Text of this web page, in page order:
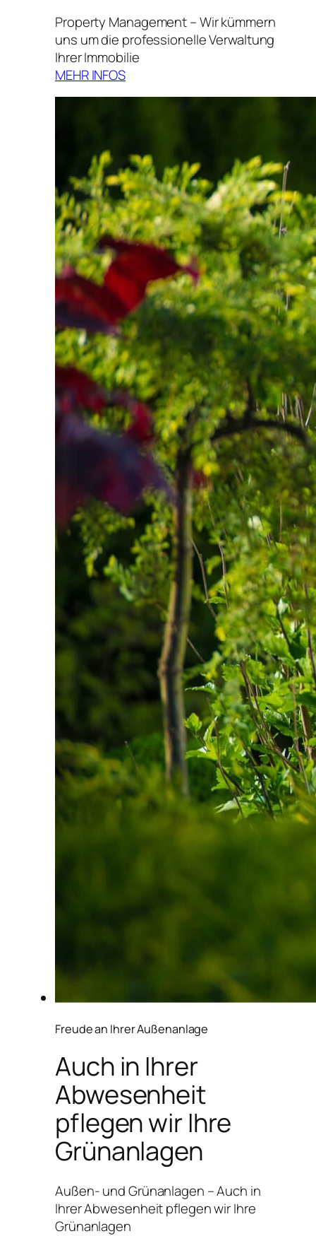
Property Management – Wir kümmern
uns um die professionelle Verwaltung
Ihrer Immobilie
MEHR INFOS
Freude an Ihrer Außenanlage
Auch in Ihrer
Abwesenheit
pflegen wir Ihre
Grünanlagen
Außen- und Grünanlagen – Auch in
Ihrer Abwesenheit pflegen wir Ihre
Grünanlagen